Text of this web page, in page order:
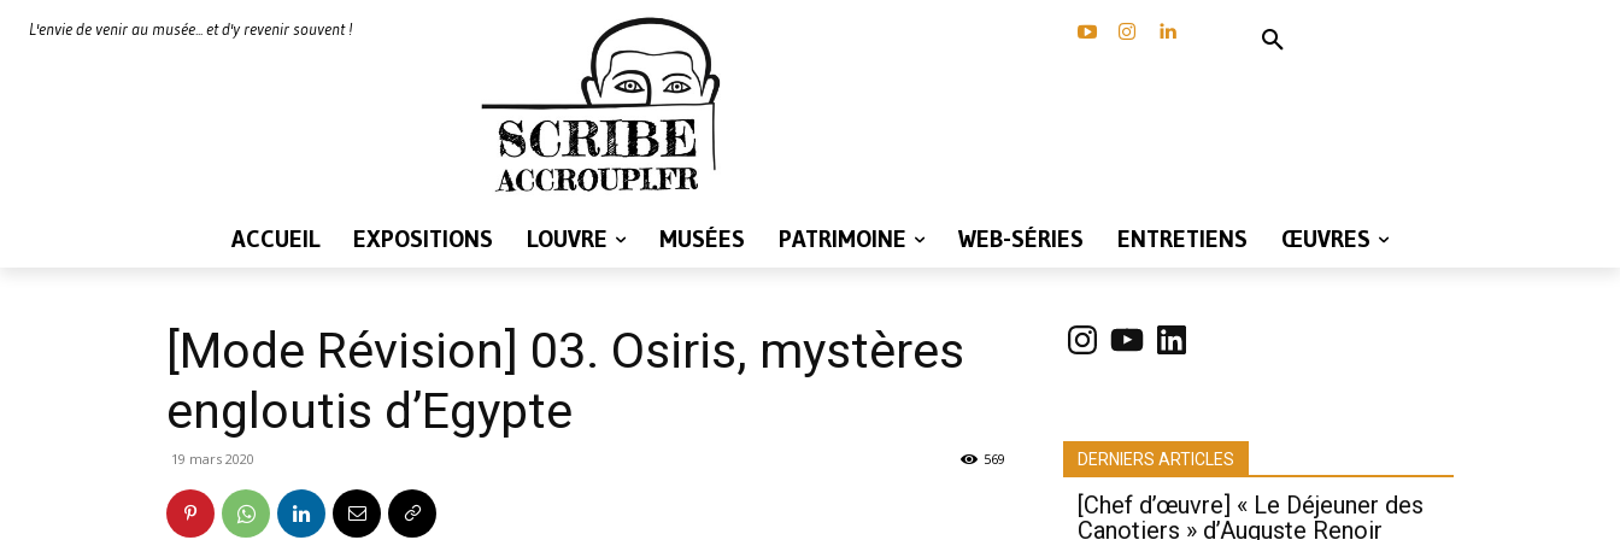
L'envie de venir au musée... et d'y revenir souvent !
ACCUEIL EXPOSITIONS LOUVRE MUSÉES PATRIMOINE WEB-SÉRIES ENTRETIENS ŒUVRES
[Mode Révision] 03. Osiris, mystères
engloutis d’Egypte
19 mars 2020 569
Instagram
YouTubeLinkedIn
DERNIERS ARTICLES
[Chef d’œuvre] « Le Déjeuner des
Canotiers » d’Auguste Renoir